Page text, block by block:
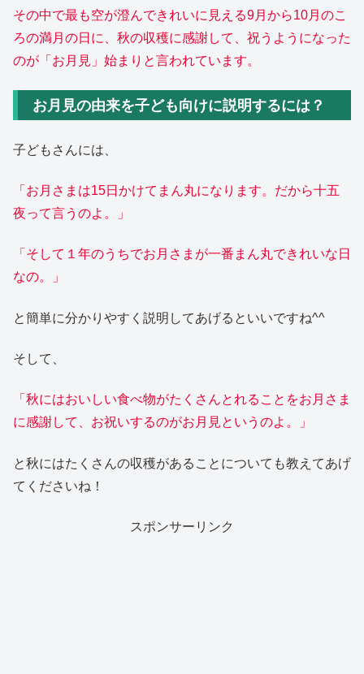
その中で最も空が澄んできれいに見える9月から10月のこ
ろの満月の日に、秋の収穫に感謝して、祝うようになった
のが「お月見」始まりと言われています。
お月見の由来を子ども向けに説明するには？
子どもさんには、
「お月さまは15日かけてまん丸になります。だから十五
夜って言うのよ。」
「そして１年のうちでお月さまが一番まん丸できれいな日
なの。」
と簡単に分かりやすく説明してあげるといいですね^^
そして、
「秋にはおいしい食べ物がたくさんとれることをお月さま
に感謝して、お祝いするのがお月見というのよ。」
と秋にはたくさんの収穫があることについても教えてあげ
てくださいね！
スポンサーリンク